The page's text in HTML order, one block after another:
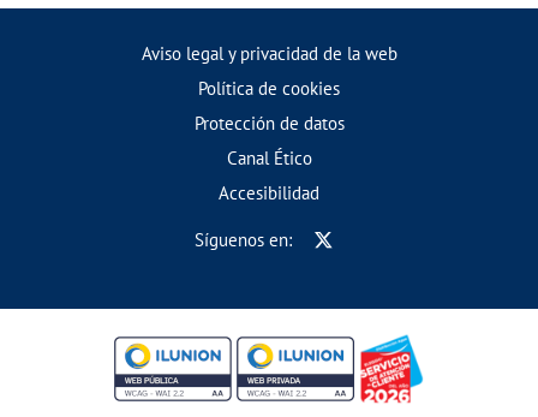
Aviso legal y privacidad de la web
Política de cookies
Protección de datos
Canal Ético
Accesibilidad
Síguenos en: